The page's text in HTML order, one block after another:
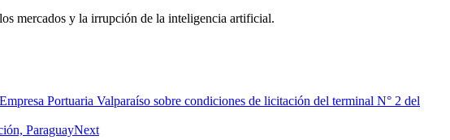
mercados y la irrupción de la inteligencia artificial.
Portuaria Valparaíso sobre condiciones de licitación del terminal N° 2 del
ParaguayNext